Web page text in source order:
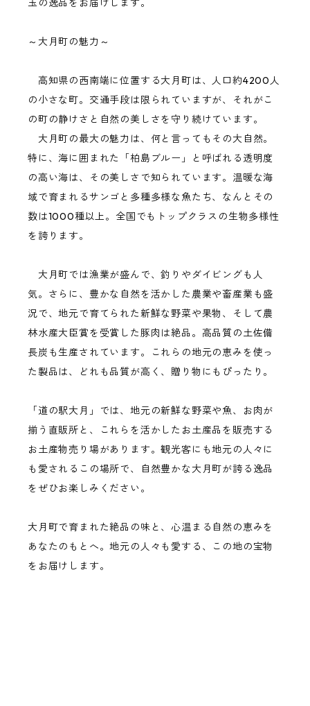
～大月町の魅力～
高知県の西南端に位置する大月町は、人口約4200人
の小さな町。交通手段は限られていますが、それがこ
の町の静けさと自然の美しさを守り続けています。
大月町の最大の魅力は、何と言ってもその大自然。
特に、海に囲まれた「柏島ブルー」と呼ばれる透明度
の高い海は、その美しさで知られています。温暖な海
域で育まれるサンゴと多種多様な魚たち、なんとその
数は1000種以上。全国でもトップクラスの生物多様性
を誇ります。
大月町では漁業が盛んで、釣りやダイビングも人
気。さらに、豊かな自然を活かした農業や畜産業も盛
況で、地元で育てられた新鮮な野菜や果物、そして農
林水産大臣賞を受賞した豚肉は絶品。高品質の土佐備
長炭も生産されています。これらの地元の恵みを使っ
た製品は、どれも品質が高く、贈り物にもぴったり。
「道の駅大月」では、地元の新鮮な野菜や魚、お肉が
揃う直販所と、これらを活かしたお土産品を販売する
お土産物売り場があります。観光客にも地元の人々に
も愛されるこの場所で、自然豊かな大月町が誇る逸品
をぜひお楽しみください。
大月町で育まれた絶品の味と、心温まる自然の恵みを
あなたのもとへ。地元の人々も愛する、この地の宝物
をお届けします。